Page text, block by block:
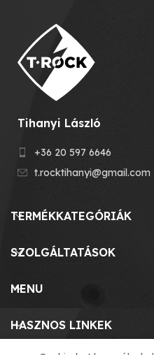
Tihanyi László
+36 20 597 6646
t.rocktihanyi@gmail.com
TERMÉKKATEGÓRIÁK
SZOLGÁLTATÁSOK
MENU
HASZNOS LINKEK